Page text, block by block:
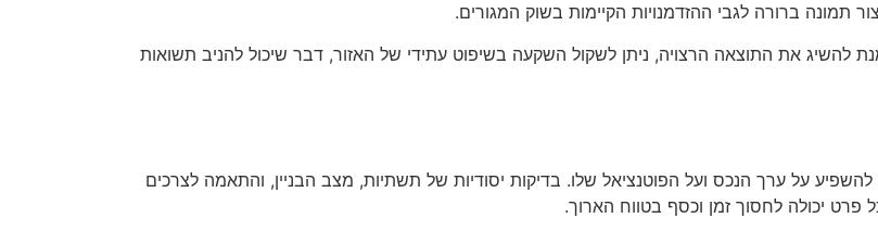
תמונה ברורה לגבי ההזדמנויות הקיימות בשוק המגורים.
להשיג את התוצאה הרצויה, ניתן לשקול השקעה בשיפוט עתידי של האזור, דבר שיכול להניב תשואות
על ערך הנכס ועל הפוטנציאל שלו. בדיקות יסודיות של תשתיות, מצב הבניין, והתאמה לצרכים
פרט יכולה לחסוך זמן וכסף בטווח הארוך.